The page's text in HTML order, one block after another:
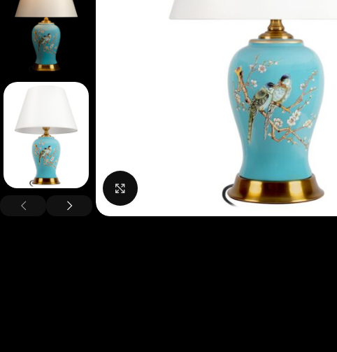
Нажмите, чтобы увеличить изображение